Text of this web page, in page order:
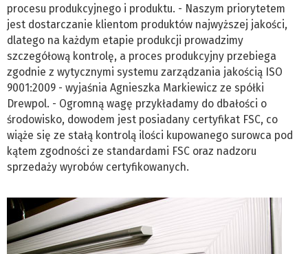
procesu produkcyjnego i produktu. - Naszym priorytetem
jest dostarczanie klientom produktów najwyższej jakości,
dlatego na każdym etapie produkcji prowadzimy
szczegółową kontrolę, a proces produkcyjny przebiega
zgodnie z wytycznymi systemu zarządzania jakością ISO
9001:2009 - wyjaśnia Agnieszka Markiewicz ze spółki
Drewpol. - Ogromną wagę przykładamy do dbałości o
środowisko, dowodem jest posiadany certyfikat FSC, co
wiąże się ze stałą kontrolą ilości kupowanego surowca pod
kątem zgodności ze standardami FSC oraz nadzoru
sprzedaży wyrobów certyfikowanych.